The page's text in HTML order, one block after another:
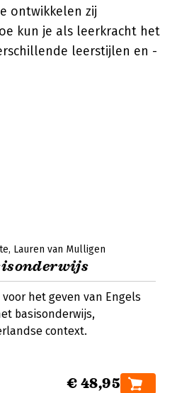
ontwikkelen zij
kun je als leerkracht het
leerstijlen en -
Lauren van Mulligen
het geven van Engels
basisonderwijs,
context.
€ 48,95